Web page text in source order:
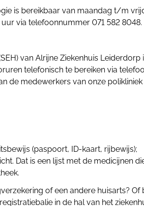
is bereikbaar van maandag t/m
via telefoonnummer 071 582 8048.
van Alrijne Ziekenhuis
telefonisch te bereiken via
de medewerkers van onze
(paspoort, ID-kaart, rijbewijs);
Dat is een lijst met de medicijnen
of een andere huisarts? Of
in de hal van het